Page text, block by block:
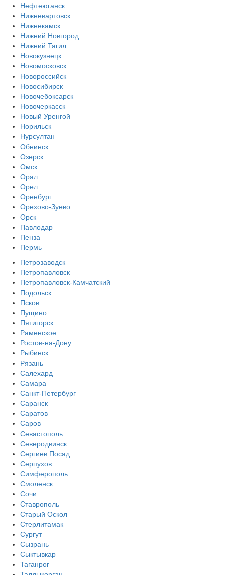
Нефтеюганск
Нижневартовск
Нижнекамск
Нижний Новгород
Нижний Тагил
Новокузнецк
Новомосковск
Новороссийск
Новосибирск
Новочебоксарск
Новочеркасск
Новый Уренгой
Норильск
Нурсултан
Обнинск
Озерск
Омск
Орал
Орел
Оренбург
Орехово-Зуево
Орск
Павлодар
Пенза
Пермь
Петрозаводск
Петропавловск
Петропавловск-Камчатский
Подольск
Псков
Пущино
Пятигорск
Раменское
Ростов-на-Дону
Рыбинск
Рязань
Салехард
Самара
Санкт-Петербург
Саранск
Саратов
Саров
Севастополь
Северодвинск
Сергиев Посад
Серпухов
Симферополь
Смоленск
Сочи
Ставрополь
Старый Оскол
Стерлитамак
Сургут
Сызрань
Сыктывкар
Таганрог